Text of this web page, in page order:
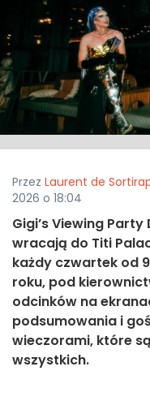
Przez Laurent de
2026 o 18:04
Gigi’s Viewing
wracają do Titi
każdy czwartek od
roku, pod
odcinków na
podsumowania i
wieczorami, które
wszystkich.